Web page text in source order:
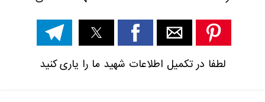
لطفا در تکمیل اطلاعات شهید ما را یاری کنید